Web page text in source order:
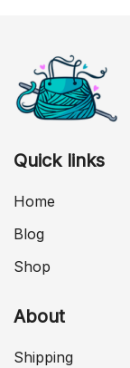
Quick links
Home
Blog
Shop
About
Shipping